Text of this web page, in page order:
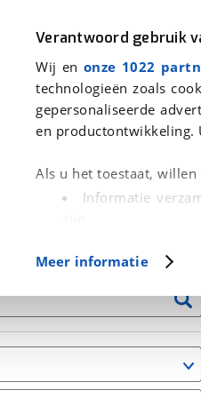
Verantwoord gebruik
Wij en onze 1022
technologieën zoals
gepersonaliseerde
en productontwikkeling.
Als u het toestaat, willen
Informatie
(fingerprinting)
in. U
Cookieverklaring.
Met cookies en
Functionele cookies
Meer informatie
Auto Fiets Motor
voor je